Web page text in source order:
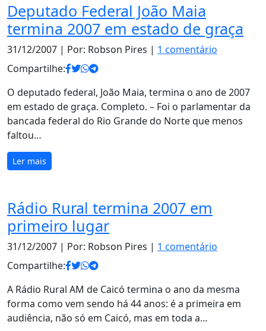
Deputado Federal João Maia
termina 2007 em estado de graça
31/12/2007 | Por: Robson Pires | 1 comentário
Compartilhe:
O deputado federal, João Maia, termina o ano de 2007
em estado de graça. Completo. – Foi o parlamentar da
bancada federal do Rio Grande do Norte que menos
faltou…
Ler mais
Rádio Rural termina 2007 em
primeiro lugar
31/12/2007 | Por: Robson Pires | 1 comentário
Compartilhe:
A Rádio Rural AM de Caicó termina o ano da mesma
forma como vem sendo há 44 anos: é a primeira em
audiência, não só em Caicó, mas em toda a…